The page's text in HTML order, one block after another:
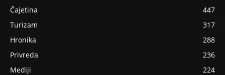
Čajetina
447
Turizam
317
Hronika
288
Privreda
236
Mediji
224